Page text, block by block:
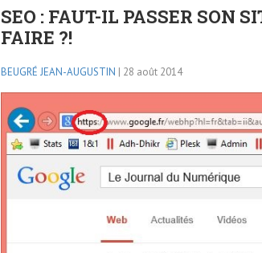
SEO : FAUT-IL PASSER SON
FAIRE ?!
BEUGRÉ JEAN-AUGUSTIN | 28 août 2014